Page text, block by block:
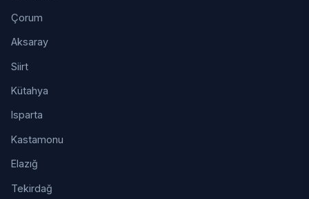
Çorum
Aksaray
Siirt
Kütahya
Isparta
Kastamonu
Elazığ
Tekirdağ